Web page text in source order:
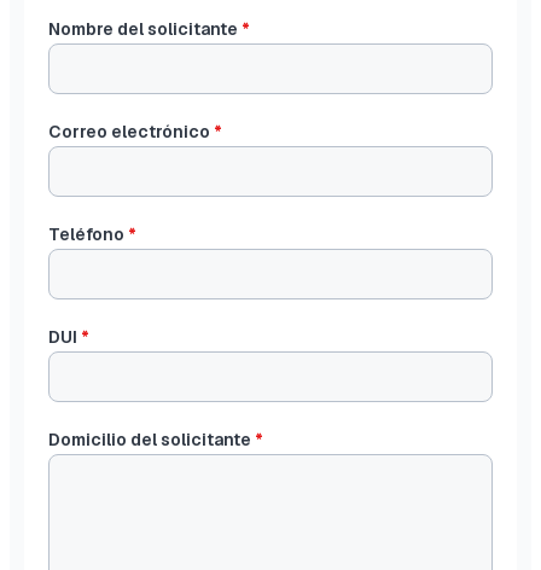
Nombre del solicitante *
Correo electrónico *
Teléfono *
DUI *
Domicilio del solicitante *